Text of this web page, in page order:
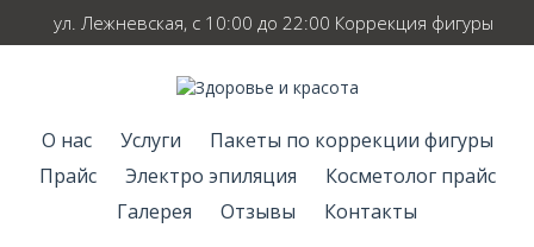
ул. Лежневская, с 10:00 до 22:00 Коррекция фигуры
О нас Услуги
Пакеты по коррекции фигуры
Прайс
Электро эпиляция
Косметолог прайс
Галерея
Отзывы Контакты